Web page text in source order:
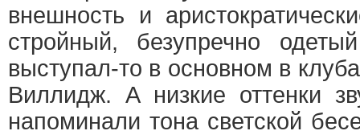
внешность и
стройный, безупречно
выступал-то в основном в
Виллидж. А низкие оттенки
напоминали тона светской